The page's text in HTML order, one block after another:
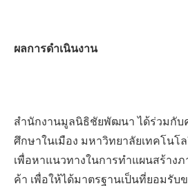
ผลการดำเนินงาน
สำนักงานมูลนิธิชัยพัฒนา ได้ร่วมกับ
ศึกษาในเมือง มหาวิทยาลัยเทคโนโ
เพื่อหาแนวทางในการทำแผนสร้าง
ค้า เพื่อให้ได้มาตรฐานเป็นที่ยอมรับ